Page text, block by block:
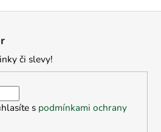
či slevy!
s podmínkami ochrany